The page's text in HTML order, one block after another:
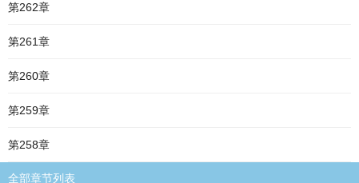
第262章
第261章
第260章
第259章
第258章
全部章节列表